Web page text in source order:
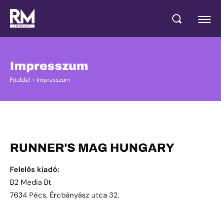
Impresszum
Főoldal Impresszum
RUNNER'S MAG HUNGARY
Felelős kiadó:
B2 Media Bt
7634 Pécs, Ércbányász utca 32.